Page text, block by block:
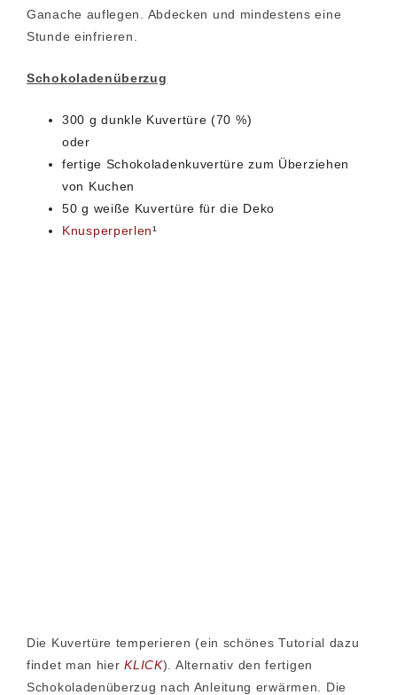
Ganache auflegen. Abdecken und mindestens eine
Stunde einfrieren.
Schokoladenüberzug
300 g dunkle Kuvertüre (70 %)
oder
fertige Schokoladenkuvertüre zum Überziehen
von Kuchen
50 g weiße Kuvertüre für die Deko
Knusperperlen¹
Die Kuvertüre temperieren (ein schönes Tutorial dazu
findet man hierKLICK). Alternativ den fertigen
Schokoladenüberzug nach Anleitung erwärmen. Die